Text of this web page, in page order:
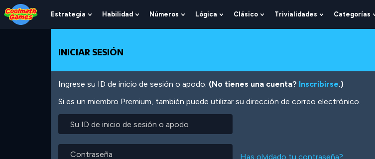
Skip
to
Top
Skip
to
Navigation
Skip
to
Main
Skip
to
Footer
Pasar
al
contenido
Estrategia
Show
Submenu
Estrategia
Habilidad
Show
Submenu
Números
Show
Submenu
Lógica
Show
Submenu
Clásico
Show
Submenu
Trivialidades
Show
Submenu
Categorías
INICIAR SESIÓN
Ingrese su ID de inicio de sesión o apodo. (No tienes una cuenta? Inscribirse.)
Si es un miembro Premium, también puede utilizar su dirección de correo electrónico.
inicio
Has olvidado tu contraseña?